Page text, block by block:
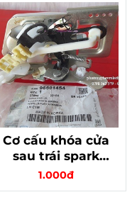
Cơ cấu khóa cửa
sau trái spark
m200 matiz 3 phần
cơ chính hãng
1.000đ